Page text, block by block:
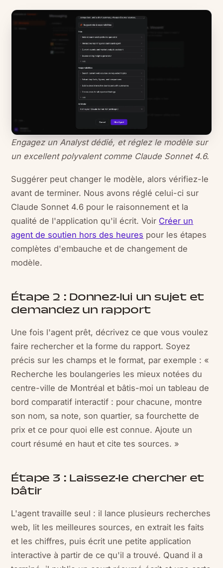
Engagez un Analyst dédié, et réglez le modèle sur
un excellent polyvalent comme Claude Sonnet 4.6.
Suggérer peut changer le modèle, alors vérifiez-le
avant de terminer. Nous avons réglé celui-ci sur
Claude Sonnet 4.6 pour le raisonnement et la
qualité de l'application qu'il écrit. Voir Créer un
agent de soutien hors des heures pour les étapes
complètes d'embauche et de changement de
modèle.
Étape 2 : Donnez-lui un sujet et
demandez un rapport
Une fois l'agent prêt, décrivez ce que vous voulez
faire rechercher et la forme du rapport. Soyez
précis sur les champs et le format, par exemple : «
Recherche les boulangeries les mieux notées du
centre-ville de Montréal et bâtis-moi un tableau de
bord comparatif interactif : pour chacune, montre
son nom, sa note, son quartier, sa fourchette de
prix et ce pour quoi elle est connue. Ajoute un
court résumé en haut et cite tes sources. »
Étape 3 : Laissez-le chercher et
bâtir
L'agent travaille seul : il lance plusieurs recherches
web, lit les meilleures sources, en extrait les faits
et les chiffres, puis écrit une petite application
interactive à partir de ce qu'il a trouvé. Quand il a